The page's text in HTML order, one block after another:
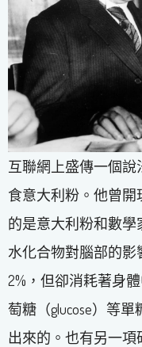
互聯網上盛傳一個
食意大利粉。他曾
的是意大利粉和數學
水化合物對腦部的
2%，但卻消耗著身
萄糖（glucose）等
出來的。也有另一